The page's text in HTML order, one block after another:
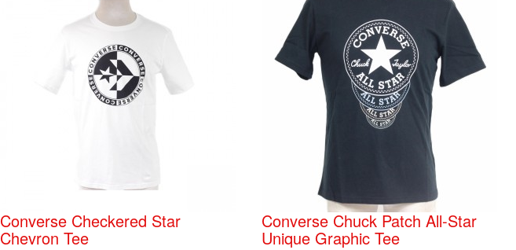
Converse Checkered Star
Chevron Tee
Converse Chuck Patch All-Star
Unique Graphic Tee